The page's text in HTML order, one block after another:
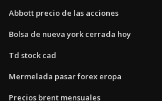
Abbott precio de las acciones
Bolsa de nueva york cerrada hoy
Td stock cad
Mermelada pasar forex eropa
Precios brent mensuales